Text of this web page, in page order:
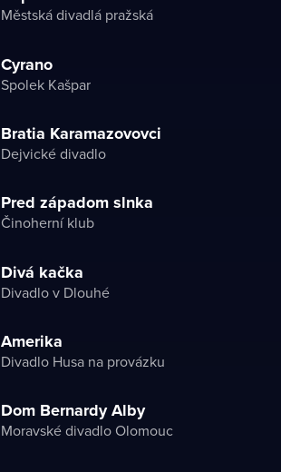
Městská divadlá pražská
Cyrano
Spolek Kašpar
Bratia Karamazovovci
Dejvické divadlo
Pred západom slnka
Činoherní klub
Divá kačka
Divadlo v Dlouhé
Amerika
Divadlo Husa na provázku
Dom Bernardy Alby
Moravské divadlo Olomouc